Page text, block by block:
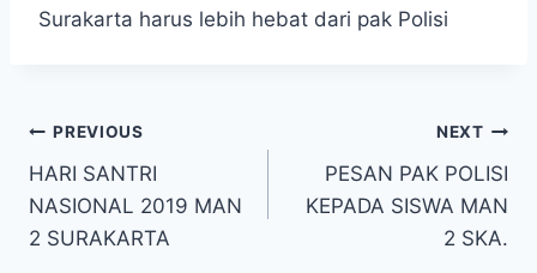
Surakarta harus lebih hebat dari pak Polisi
Post
navigation
PREVIOUS
HARI SANTRI
NASIONAL 2019 MAN
2 SURAKARTA
NEXT
PESAN PAK POLISI
KEPADA SISWA MAN
2 SKA.